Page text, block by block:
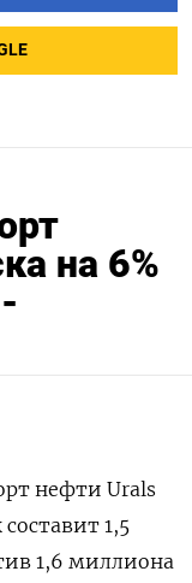
на 6%
нефти Urals
1,5
1,6 миллиона